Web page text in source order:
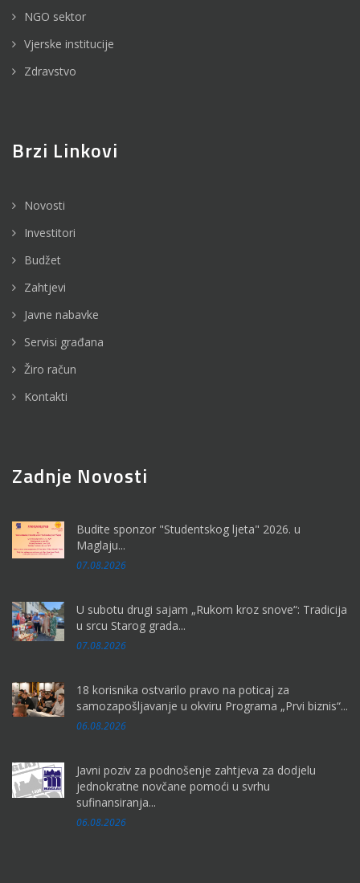
NGO sektor
Vjerske institucije
Zdravstvo
Brzi Linkovi
Novosti
Investitori
Budžet
Zahtjevi
Javne nabavke
Servisi građana
Žiro račun
Kontakti
Zadnje Novosti
Budite sponzor "Studentskog ljeta" 2026. u
Maglaju...
07.08.2026
U subotu drugi sajam „Rukom kroz snove“: Tradicija
u srcu Starog grada...
07.08.2026
18 korisnika ostvarilo pravo na poticaj za
samozapošljavanje u okviru Programa „Prvi biznis“...
06.08.2026
Javni poziv za podnošenje zahtjeva za dodjelu
jednokratne novčane pomoći u svrhu
sufinansiranja...
06.08.2026